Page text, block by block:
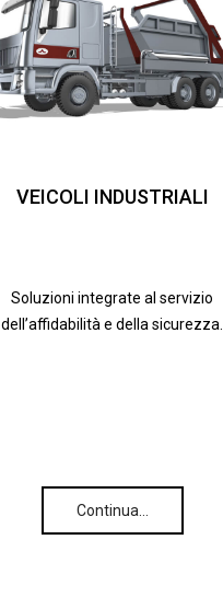
VEICOLI INDUSTRIALI
Soluzioni integrate al servizio
dell’affidabilità e della sicurezza.
Continua…